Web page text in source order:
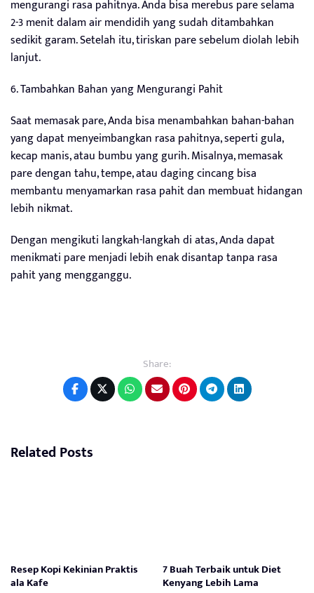
mengurangi rasa pahitnya. Anda bisa merebus pare selama
2-3 menit dalam air mendidih yang sudah ditambahkan
sedikit garam. Setelah itu, tiriskan pare sebelum diolah lebih
lanjut.
6. Tambahkan Bahan yang Mengurangi Pahit
Saat memasak pare, Anda bisa menambahkan bahan-bahan
yang dapat menyeimbangkan rasa pahitnya, seperti gula,
kecap manis, atau bumbu yang gurih. Misalnya, memasak
pare dengan tahu, tempe, atau daging cincang bisa
membantu menyamarkan rasa pahit dan membuat hidangan
lebih nikmat.
Dengan mengikuti langkah-langkah di atas, Anda dapat
menikmati pare menjadi lebih enak disantap tanpa rasa
pahit yang mengganggu.
Share:
Related Posts
Resep Kopi Kekinian Praktis
ala Kafe
7 Buah Terbaik untuk Diet
Kenyang Lebih Lama